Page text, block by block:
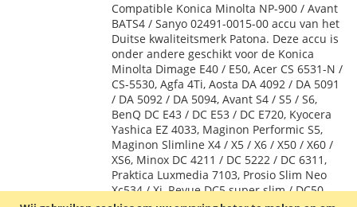
AAN
VERLANGLIJST
TE
VERGELIJKEN
Compatible Konica Minolta NP-900 / Avant
BATS4 / Sanyo 02491-0015-00 accu van het
Duitse kwaliteitsmerk Patona. Deze accu is
onder andere geschikt voor de Konica
Minolta Dimage E40 / E50, Acer CS 6531-N /
CS-5530, Agfa 4Ti, Aosta DA 4092 / DA 5091
/ DA 5092 / DA 5094, Avant S4 / S5 / S6,
BenQ DC E43 / DC E53 / DC E720, Kyocera
Yashica EZ 4033, Maginon Performic S5,
Maginon Slimline X4 / X5 / X6 / X50 / X60 /
XS6, Minox DC 4211 / DC 5222 / DC 6311,
Praktica Luxmedia 7103, Prosio Slim Neo
Xc534 / Xi, Revue DC5 super slim / DC50